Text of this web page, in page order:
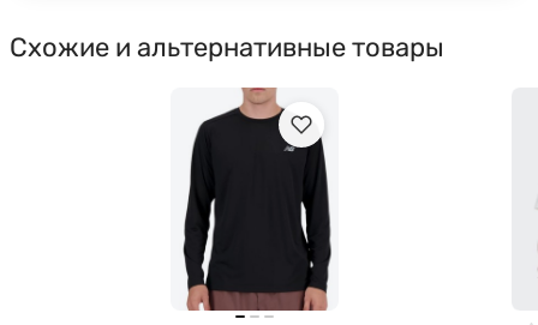
Схожие и альтернативные товары